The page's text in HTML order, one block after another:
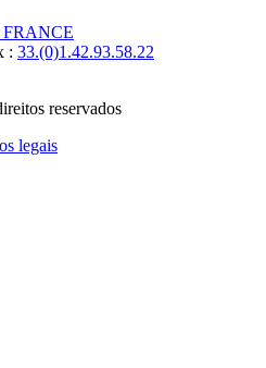
FRANCE
: 33.(0)1.42.93.58.22
reservados
legais